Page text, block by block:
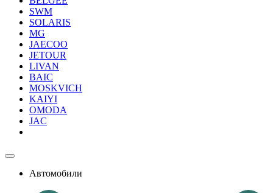
SWM
SOLARIS
MG
JAECOO
JETOUR
LIVAN
BAIC
MOSKVICH
KAIYI
OMODA
JAC
Автомобили